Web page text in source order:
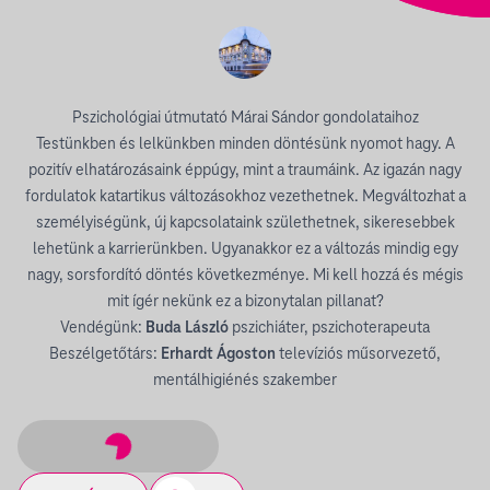
Pszichológiai útmutató Márai Sándor gondolataihoz
Testünkben és lelkünkben minden döntésünk nyomot hagy. A
pozitív elhatározásaink éppúgy, mint a traumáink. Az igazán nagy
fordulatok katartikus változásokhoz vezethetnek. Megváltozhat a
személyiségünk, új kapcsolataink születhetnek, sikeresebbek
lehetünk a karrierünkben. Ugyanakkor ez a változás mindig egy
nagy, sorsfordító döntés következménye. Mi kell hozzá és mégis
mit ígér nekünk ez a bizonytalan pillanat?
Vendégünk: Buda László pszichiáter, pszichoterapeuta
Beszélgetőtárs: Erhardt Ágoston televíziós műsorvezető,
mentálhigiénés szakember